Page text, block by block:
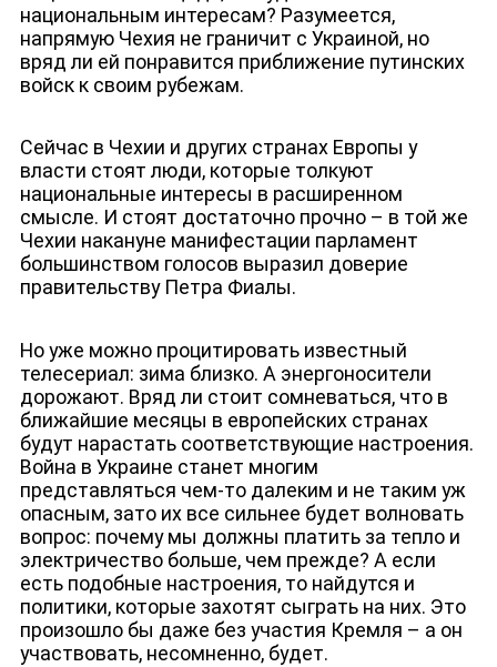
ЮТУБ-КАНАЛ
национальным интересам? Разумеется,
напрямую Чехия не граничит с Украиной, но
вряд ли ей понравится приближение путинских
войск к своим рубежам.
Сейчас в Чехии и других странах Европы у
власти стоят люди, которые толкуют
национальные интересы в расширенном
смысле. И стоят достаточно прочно – в той же
Чехии накануне манифестации парламент
большинством голосов выразил доверие
правительству Петра Фиалы.
Но уже можно процитировать известный
телесериал: зима близко. А энергоносители
дорожают. Вряд ли стоит сомневаться, что в
ближайшие месяцы в европейских странах
будут нарастать соответствующие настроения.
Война в Украине станет многим
представляться чем-то далеким и не таким уж
опасным, зато их все сильнее будет волновать
вопрос: почему мы должны платить за тепло и
электричество больше, чем прежде? А если
есть подобные настроения, то найдутся и
политики, которые захотят сыграть на них. Это
произошло бы даже без участия Кремля – а он
участвовать, несомненно, будет.